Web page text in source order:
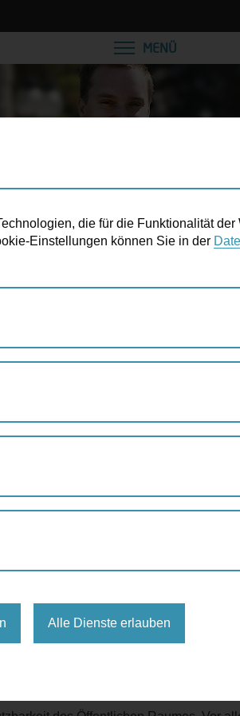
MENÜ
Raum so gestaltet ist, dass er auch
die für die Funktionalität
Einstellungen können Sie in der
Alle Dienste erlauben